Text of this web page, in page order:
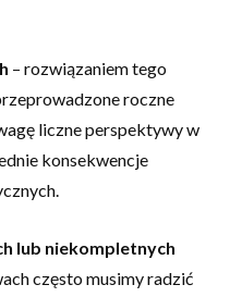
– rozwiązaniem tego
roczne
liczne perspektywy w
konsekwencje
lub niekompletnych
często musimy radzić